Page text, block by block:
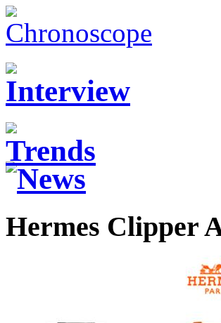
Hermes Clipper